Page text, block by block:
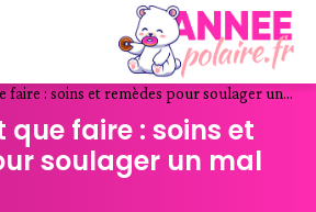
faire : soins et remèdes pour soulager un...
que faire : soins et
soulager un mal